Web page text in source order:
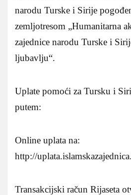
narodu Turske i Sirije
zemljotresom „Humanitarna
zajednice narodu Turske i
ljubavlju“.
Uplate pomoći za Tursku i
putem:
Online uplata na:
http://
Transakcijski račun Rijaseta